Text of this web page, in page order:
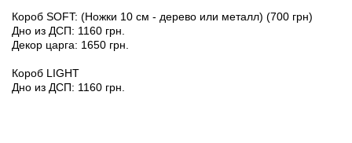
Короб SOFT: (Ножки 10 см - дерево или металл) (700 грн)
Дно из ДСП: 1160 грн.
Декор царга: 1650 грн.
Короб LIGHT
Дно из ДСП: 1160 грн.